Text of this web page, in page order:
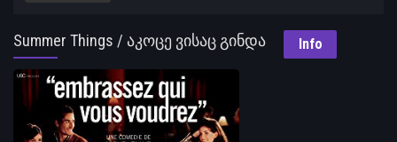
Summer Things / აკოცე ვისაც გინდა Info